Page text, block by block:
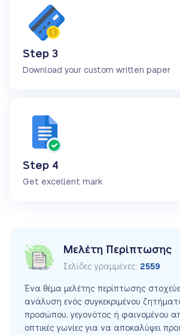
Step 3
Download your custom written paper
Step 4
Get excellent mark
Μελέτη Περίπτωσης
Σελίδες γραμμένες: 2559
Ένα θέμα μελέτης περίπτωσης
ανάλυση ενός συγκεκριμένου
προσώπου, γεγονότος ή φαινομένου
οπτικές γωνίες για να αποκαλύψει